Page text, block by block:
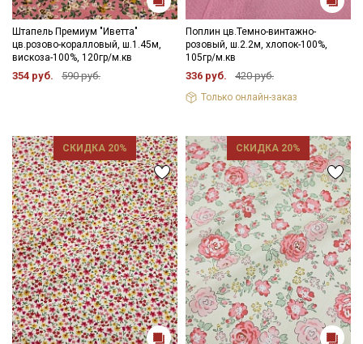
Штапель Премиум "Иветта"
цв.розово-коралловый, ш.1.45м,
вискоза-100%, 120гр/м.кв
354 руб. 590 руб.
Поплин цв.Темно-винтажно-
розовый, ш.2.2м, хлопок-100%,
105гр/м.кв
336 руб. 420 руб.
Только онлайн-заказ
СКИДКА 20% СКИДКА 20%